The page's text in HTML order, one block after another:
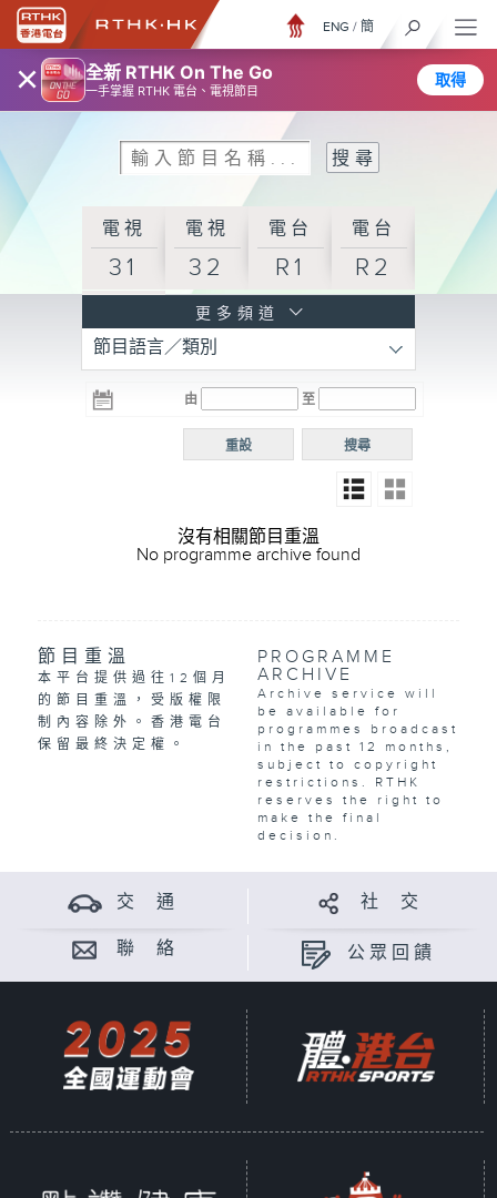
× 全新 RTHK On The Go
一手掌握 RTHK 電台、電視節目
取得
ENG / 簡
電視
31
電視
32
電台
R1
電台
R2
R3
電台 電台
R5
電台
普通
更多頻道
節目語言／類別
由 至
搜尋
重設
沒有相關節目重溫
No programme archive found
節目重溫
本平台提供過往12個月
的節目重溫，受版權限
制內容除外。香港電台
保留最終決定權。
PROGRAMME
ARCHIVE
Archive service will
be available for
programmes broadcast
in the past 12 months,
subject to copyright
restrictions. RTHK
reserves the right to
make the final
decision.
交 通 社 交
聯 絡 公眾回饋